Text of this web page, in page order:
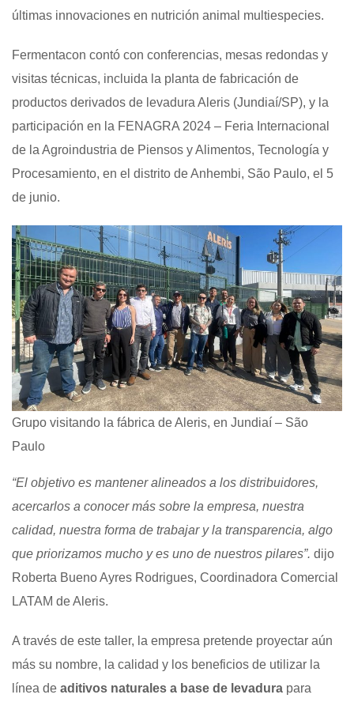
últimas innovaciones en nutrición animal multiespecies.
Fermentacon contó con conferencias, mesas redondas y
visitas técnicas, incluida la planta de fabricación de
productos derivados de levadura Aleris (Jundiaí/SP), y la
participación en la FENAGRA 2024 – Feria Internacional
de la Agroindustria de Piensos y Alimentos, Tecnología y
Procesamiento, en el distrito de Anhembi, São Paulo, el 5
de junio.
Grupo visitando la fábrica de Aleris, en Jundiaí – São
Paulo
“El objetivo es mantener alineados a los distribuidores,
acercarlos a conocer más sobre la empresa, nuestra
calidad, nuestra forma de trabajar y la transparencia, algo
que priorizamos mucho y es uno de nuestros pilares”. dijo
Roberta Bueno Ayres Rodrigues, Coordinadora Comercial
LATAM de Aleris.
A través de este taller, la empresa pretende proyectar aún
más su nombre, la calidad y los beneficios de utilizar la
línea de aditivos naturales a base de levadura para